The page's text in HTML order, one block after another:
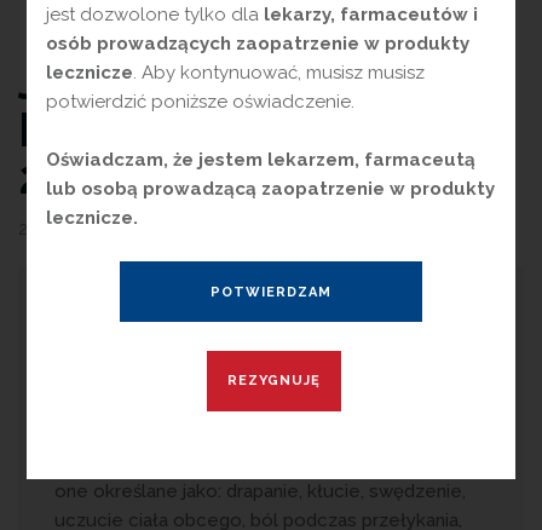
JUNIOR ANGIN –
PRODUKT ROKU
2024
29 kwietnia 2024
reparaty do ssania na ból gardła u
Bólem gardła określa się dolegliwości bólowe ze
one określane jako: drapanie, kłucie, swędzenie,
uczucie ciała obcego, ból podczas przełykania,
jest dozwolone tylko dla lekarzy, farmaceutów i
osób prowadzących zaopatrzenie w produkty
lecznicze. Aby kontynuować, musisz musisz
potwierdzić poniższe oświadczenie.
Oświadczam, że jestem lekarzem, farmaceutą
lub osobą prowadzącą zaopatrzenie w produkty
lecznicze.